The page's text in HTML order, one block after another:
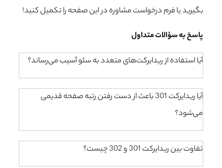
بگیرید یا فرم درخواست مشاوره در این صفحه را تکمیل کنید!
پاسخ به سؤالات متداول
آیا استفاده از ریدایرکت‌های متعدد به سئو آسیب می‌رساند؟
آیا ریدایرکت 301 باعث از دست رفتن رتبه صفحه قدیمی
می‌شود؟
تفاوت بین ریدایرکت 301 و 302 چیست؟